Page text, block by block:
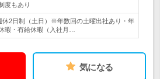
度もあり
休2日制（土日）※年数回の土曜出社あり・年
暇・有給休暇（入社月…
気になる